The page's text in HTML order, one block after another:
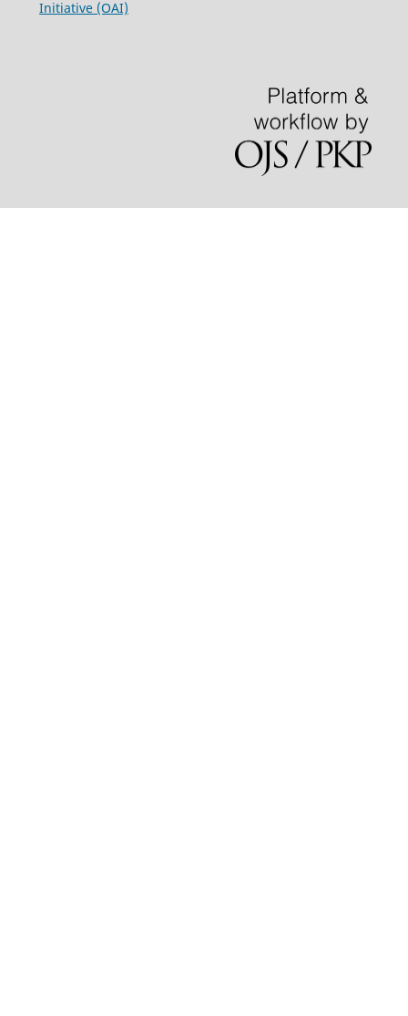
Initiative (OAI)